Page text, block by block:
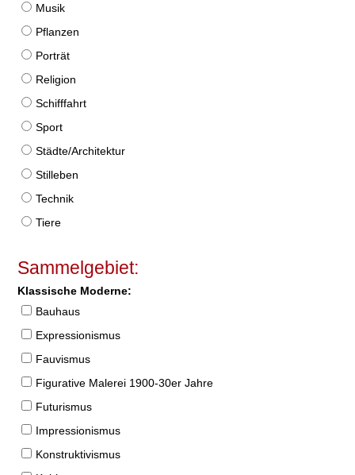
Musik
Pflanzen
Porträt
Religion
Schifffahrt
Sport
Städte/Architektur
Stilleben
Technik
Tiere
Sammelgebiet:
Klassische Moderne:
Bauhaus
Expressionismus
Fauvismus
Figurative Malerei 1900-30er Jahre
Futurismus
Impressionismus
Konstruktivismus